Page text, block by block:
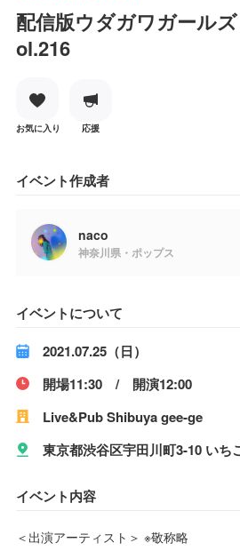
配信版ウダガワガール
ol.216
お気に入り 応援
イベント作成者
naco
神奈川県・ポップス
イベントについて
2021.07.25（日）
開場11:30 / 開演12:00
Live&Pub Shibuya gee-ge
東京都渋谷区宇田川町3-10 いち
イベント内容
＜出演アーティスト＞ ※敬称略